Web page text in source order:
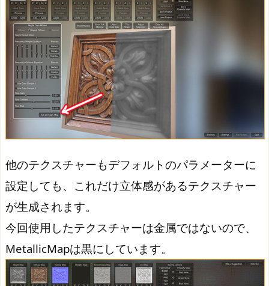
他のテクスチャーもデフォルトのパラメーターに
設定しても、これだけ立体感があるテクスチャー
が生成されます。
今回使用したテクスチャーは金属ではないので、
MetallicMapは黒にしています。